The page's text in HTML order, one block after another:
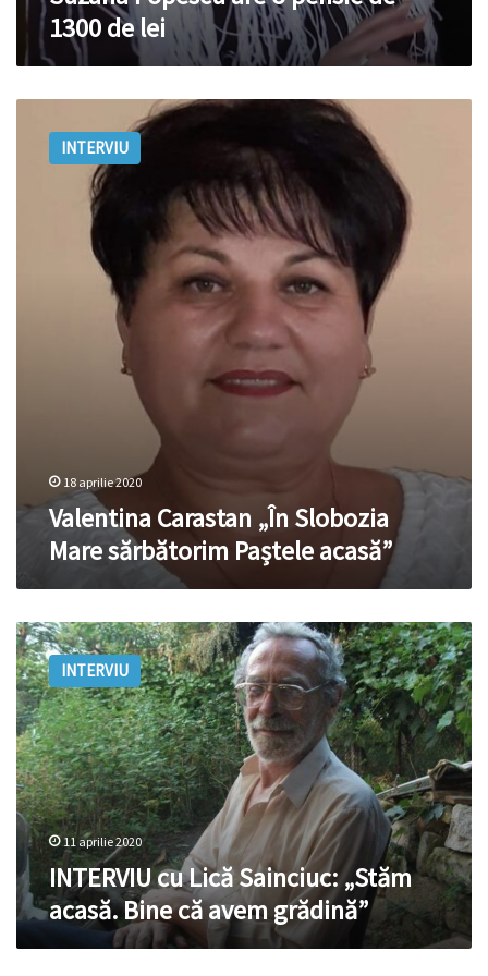
1300 de lei
Carastan
sărbătorim
INTERVIU
18 aprilie 2020
Valentina Carastan „În Slobozia
Mare sărbătorim Paștele acasă”
INTERVIU
cu
Lică
Sainciuc:
„Stăm
acasă.
Bine
că
avem
grădină”
INTERVIU
11 aprilie 2020
INTERVIU cu Lică Sainciuc: „Stăm
acasă. Bine că avem grădină”